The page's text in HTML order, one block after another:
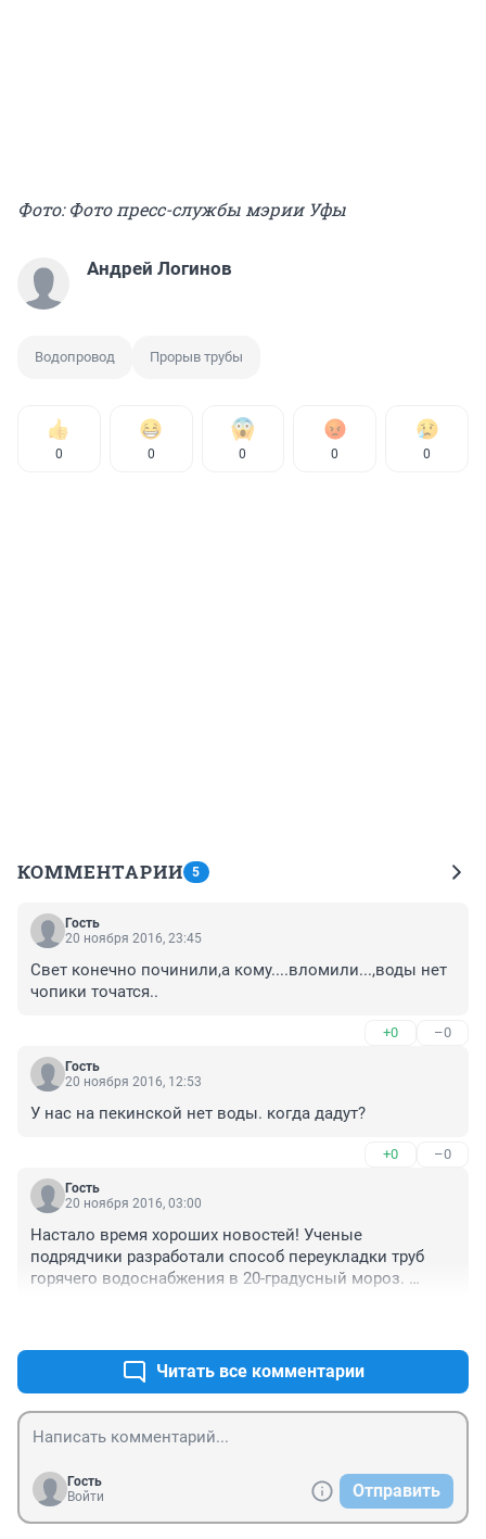
Фото: Фото пресс-службы мэрии Уфы
Андрей Логинов
Водопровод Прорыв трубы
0 0 0 0 0
КОММЕНТАРИИ 5
Гость
20 ноября 2016, 23:45
Свет конечно починили,а кому....вломили...,воды нет
чопики точатся..
+0 –0
Гость
20 ноября 2016, 12:53
У нас на пекинской нет воды. когда дадут?
+0 –0
Гость
20 ноября 2016, 03:00
Настало время хороших новостей! Ученые
подрядчики разработали способ переукладки труб
горячего водоснабжения в 20-градусный мороз.
возможность экономии электроэнергии в то время,
пока все спят.
Отключи воду и электричество - подними страну с
колен!
Читать все комментарии
Гость
Войти
Отправить